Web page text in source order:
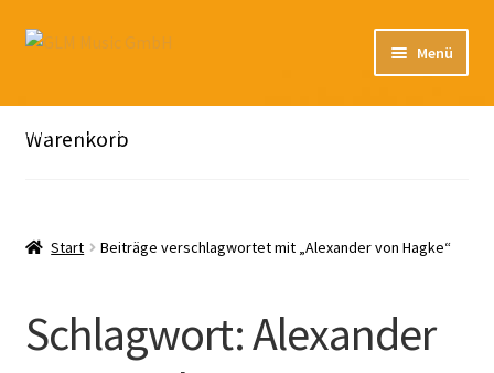
Hier sind unsere Neuigkeiten zu hören: Spotify
Zur
Zum
Menü
Unser Katalog
öffnen
Warenkorb
Start Beiträge verschlagwortet mit „Alexander von Hagke“
Schlagwort:Alexander